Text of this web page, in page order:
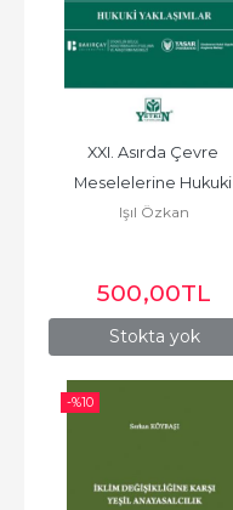
Stokta yok
XXI. Asırda Çevre
Meselelerine Hukuki
Yaklaşımlar
Işıl Özkan
500,00TL
-%10